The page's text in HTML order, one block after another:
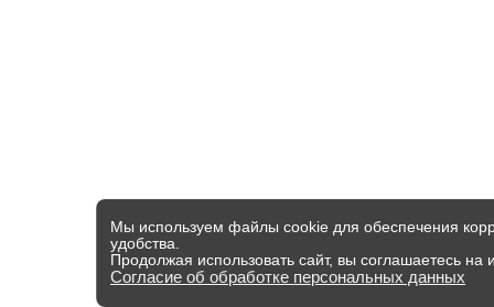
Мы используем файлы cookie для обеспечения
удобства.
Продолжая использовать сайт, вы соглашаетесь
Согласие об обработке персональных данных